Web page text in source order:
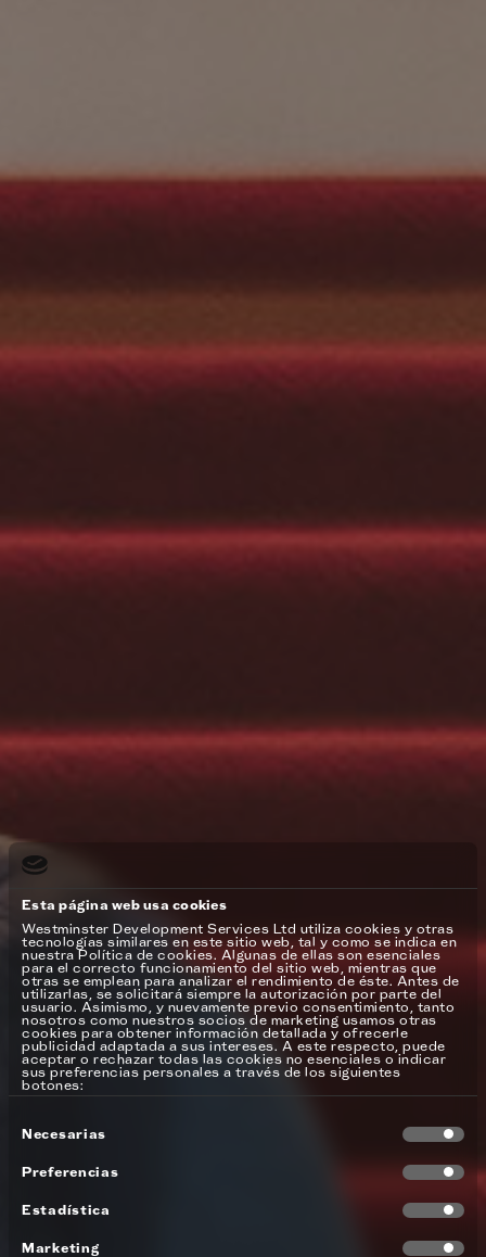
Esta página web usa cookies
Westminster Development Services Ltd utiliza cookies y otras
tecnologías similares en este sitio web, tal y como se indica en
nuestra Política de cookies. Algunas de ellas son esenciales
para el correcto funcionamiento del sitio web, mientras que
otras se emplean para analizar el rendimiento de éste. Antes de
utilizarlas, se solicitará siempre la autorización por parte del
usuario. Asimismo, y nuevamente previo consentimiento, tanto
nosotros como nuestros socios de marketing usamos otras
cookies para obtener información detallada y ofrecerle
publicidad adaptada a sus intereses. A este respecto, puede
aceptar o rechazar todas las cookies no esenciales o indicar
sus preferencias personales a través de los siguientes
botones:
de
Necesarias
Preferencias
Estadística
Marketing